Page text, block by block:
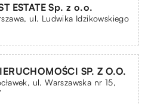
ESTATE Sp. z o.o.
ul. Ludwika Idzikowskiego
SP. Z O.O.
ul. Warszawska nr 15,